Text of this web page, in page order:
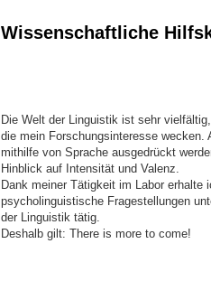
Wissenschaftliche
Die Welt der Linguistik ist sehr
die mein Forschungsinteresse
mithilfe von Sprache ausgedrückt
Hinblick auf Intensität und Valenz.
Dank meiner Tätigkeit im Labor erhalte
psycholinguistische Fragestellungen
der Linguistik tätig.
Deshalb gilt: There is more to come!